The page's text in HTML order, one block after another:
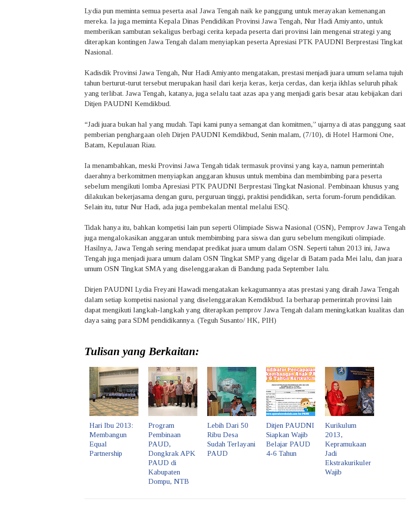
Lydia pun meminta semua peserta asal Jawa Tengah naik ke panggung untuk merayakan kemenangan
mereka. Ia juga meminta Kepala Dinas Pendidikan Provinsi Jawa Tengah, Nur Hadi Amiyanto, untuk
memberikan sambutan sekaligus berbagi cerita kepada peserta dari provinsi lain mengenai strategi yang
diterapkan kontingen Jawa Tengah dalam menyiapkan peserta Apresiasi PTK PAUDNI Berprestasi Tingkat
Nasional.
Kadisdik Provinsi Jawa Tengah, Nur Hadi Amiyanto mengatakan, prestasi menjadi juara umum selama tujuh
tahun berturut-turut tersebut merupakan hasil dari kerja keras, kerja cerdas, dan kerja ikhlas seluruh pihak
yang terlibat. Jawa Tengah, katanya, juga selalu taat azas apa yang menjadi garis besar atau kebijakan dari
Ditjen PAUDNI Kemdikbud.
“Jadi juara bukan hal yang mudah. Tapi kami punya semangat dan komitmen,” ujarnya di atas panggung saat
pemberian penghargaan oleh Dirjen PAUDNI Kemdikbud, Senin malam, (7/10), di Hotel Harmoni One,
Batam, Kepulauan Riau.
Ia menambahkan, meski Provinsi Jawa Tengah tidak termasuk provinsi yang kaya, namun pemerintah
daerahnya berkomitmen menyiapkan anggaran khusus untuk membina dan membimbing para peserta
sebelum mengikuti lomba Apresiasi PTK PAUDNI Berprestasi Tingkat Nasional. Pembinaan khusus yang
dilakukan bekerjasama dengan guru, perguruan tinggi, praktisi pendidikan, serta forum-forum pendidikan.
Selain itu, tutur Nur Hadi, ada juga pembekalan mental melalui ESQ.
Tidak hanya itu, bahkan kompetisi lain pun seperti Olimpiade Siswa Nasional (OSN), Pemprov Jawa Tengah
juga mengalokasikan anggaran untuk membimbing para siswa dan guru sebelum mengikuti olimpiade.
Hasilnya, Jawa Tengah sering mendapat predikat juara umum dalam OSN. Seperti tahun 2013 ini, Jawa
Tengah juga menjadi juara umum dalam OSN Tingkat SMP yang digelar di Batam pada Mei lalu, dan juara
umum OSN Tingkat SMA yang diselenggarakan di Bandung pada September lalu.
Dirjen PAUDNI Lydia Freyani Hawadi mengatakan kekagumannya atas prestasi yang diraih Jawa Tengah
dalam setiap kompetisi nasional yang diselenggarakan Kemdikbud. Ia berharap pemerintah provinsi lain
dapat mengikuti langkah-langkah yang diterapkan pemprov Jawa Tengah dalam meningkatkan kualitas dan
daya saing para SDM pendidikannya. (Teguh Susanto/ HK, PIH)
Tulisan yang Berkaitan:
Hari Ibu 2013:
Membangun
Equal
Partnership
Program
Pembinaan
PAUD,
Dongkrak APK
PAUD di
Kabupaten
Dompu, NTB
Lebih Dari 50
Ribu Desa
Sudah Terlayani
PAUD
Ditjen PAUDNI
Siapkan Wajib
Belajar PAUD
4-6 Tahun
Kurikulum
2013,
Kepramukaan
Jadi
Ekstrakurikuler
Wajib